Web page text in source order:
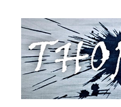
content